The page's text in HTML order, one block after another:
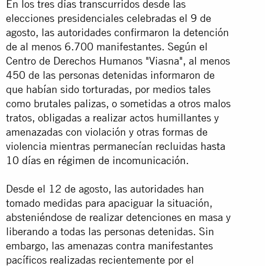
En los tres días transcurridos desde las
elecciones presidenciales celebradas el 9 de
agosto, las autoridades confirmaron la detención
de al menos 6.700 manifestantes. Según el
Centro de Derechos Humanos "Viasna", al menos
450 de las personas detenidas informaron de
que habían sido torturadas, por medios tales
como brutales palizas, o sometidas a otros malos
tratos, obligadas a realizar actos humillantes y
amenazadas con violación y otras formas de
violencia mientras permanecían recluidas hasta
10 días en régimen de incomunicación.
Desde el 12 de agosto, las autoridades han
tomado medidas para apaciguar la situación,
absteniéndose de realizar detenciones en masa y
liberando a todas las personas detenidas. Sin
embargo, las amenazas contra manifestantes
pacíficos realizadas recientemente por el